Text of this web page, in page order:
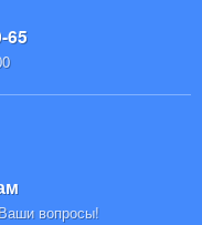
65
вопросы!